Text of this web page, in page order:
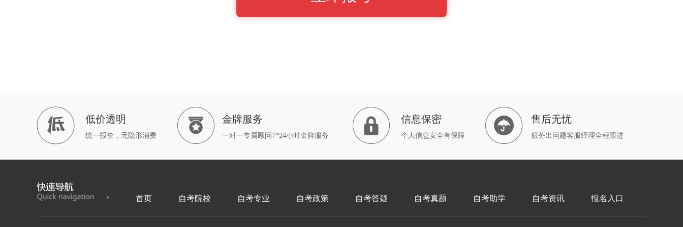
低价透明
统一报价，无隐形消费
金牌服务
一对一专属顾问7*24小时金牌服务
信息保密
个人信息安全有保障
售后无忧
服务出问题客服经理全程跟进
首页 自考院校 自考专业 自考政策 自考答疑 自考真题 自考助学 自考资讯 报名入口